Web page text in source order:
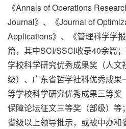
《Annals of Operations
Journal》、《Journal of
Applications》、《管理科学学
篇，其中SCI/SSCI收录40余篇
学校科学研究优秀成果奖（人文
级）、广东省哲学社科优秀成果
等学校科学研究优秀成果三等
保障论坛征文三等奖（部级）等
省级以上领导批示，或被中办和